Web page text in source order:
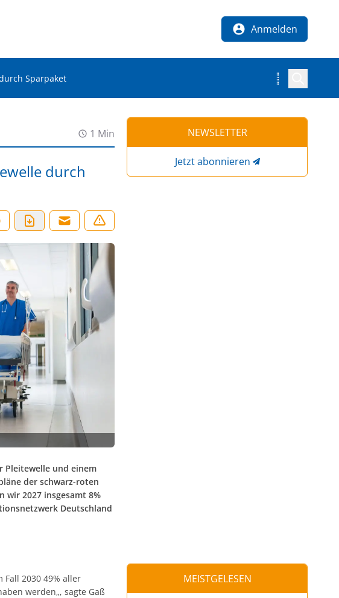
Anmelden
Sparpaket
1 Min
durch
Pleitewelle und einem
der schwarz-roten
wir 2027 insgesamt 8%
Deutschland
Fall 2030 49% aller
werden„, sagte Gaß
NEWSLETTER
Jetzt abonnieren
MEISTGELESEN